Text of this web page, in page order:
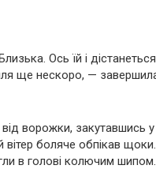
Ось їй і
ще нескоро, —
ворожки, закутавшись
вітер боляче обпікав
в голові колючим шипом.